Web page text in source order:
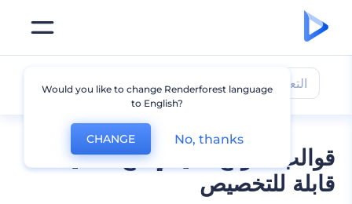
قوالب لموقع تعليمي مع تصميمات
قابلة للتخصيص
التعليم
Would you like to change Renderforest language
to English?
CHANGE No, thanks